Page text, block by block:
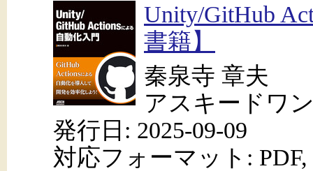
Unity/GitHub
書籍】
秦泉寺 章夫
アスキードワ
発行日: 2025-09-09
対応フォーマット: PDF,